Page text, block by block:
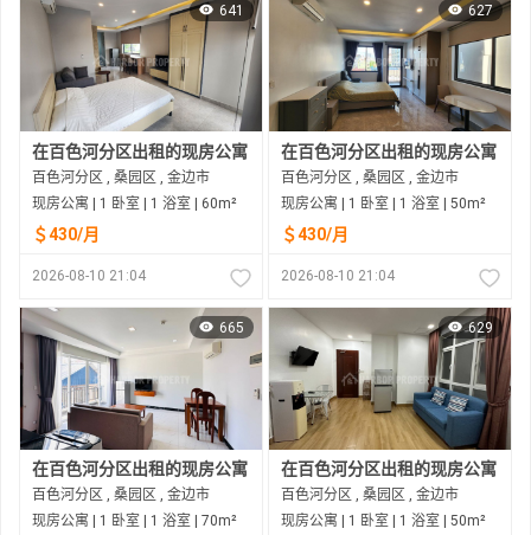
641
在百色河分区出租的现房公寓
百色河分区 , 桑园区 , 金边市
现房公寓 | 1 卧室 | 1 浴室 | 60m²
＄430/月
2026-08-10 21:04
627
在百色河分区出租的现房公寓
百色河分区 , 桑园区 , 金边市
现房公寓 | 1 卧室 | 1 浴室 | 50m²
＄430/月
2026-08-10 21:04
665
在百色河分区出租的现房公寓
百色河分区 , 桑园区 , 金边市
现房公寓 | 1 卧室 | 1 浴室 | 70m²
629
在百色河分区出租的现房公寓
百色河分区 , 桑园区 , 金边市
现房公寓 | 1 卧室 | 1 浴室 | 50m²